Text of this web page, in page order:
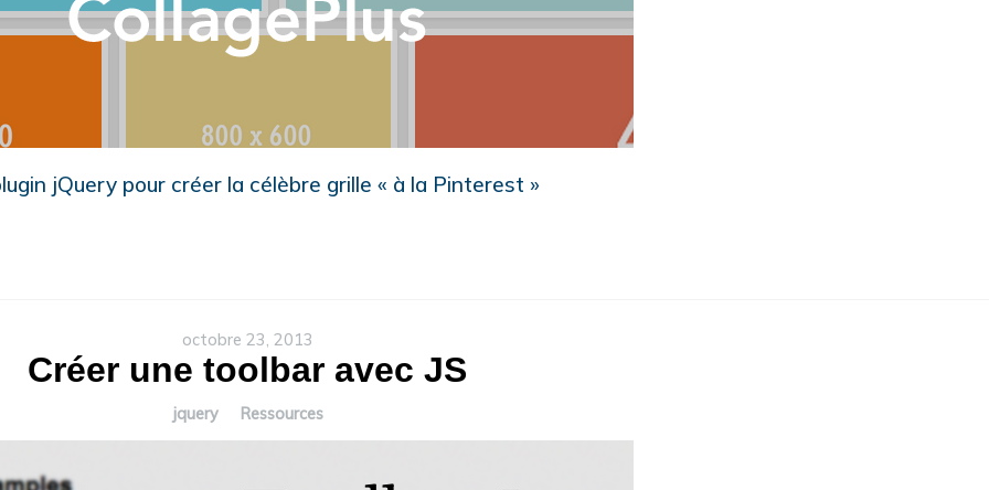
jQuery pour créer la célèbre grille « à la Pinterest »
octobre 23, 2013
Créer une toolbar avec JS
jquery Ressources